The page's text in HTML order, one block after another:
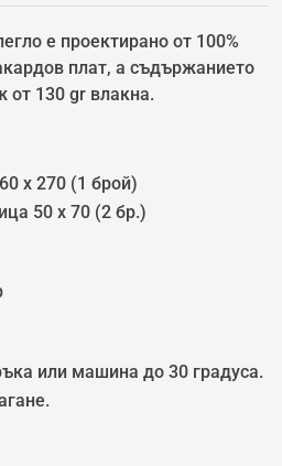
е проектирано от 100%
плат, а съдържанието
от 130 gr влакна.
x 270 (1 брой)
50 x 70 (2 бр.)
или машина до 30 градуса.